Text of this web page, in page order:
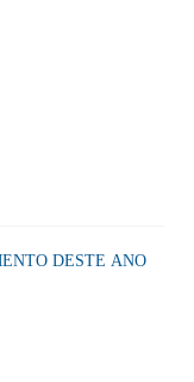
DESTE ANO